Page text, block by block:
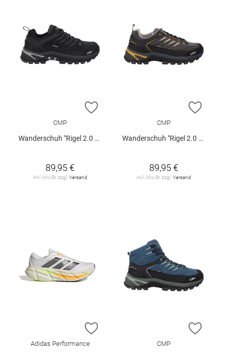
ZUR WUNSCHLISTE HINZUFÜGEN
CMP
Wanderschuh "Rigel 2.0 Low WP"
89,95 €
inkl. MwSt. zzgl. Versand
ZUR
CMP
Wanderschuh "Rigel 2.0 Low WP"
89,95 €
inkl. MwSt. zzgl. Versand
ZUR WUNSCHLISTE HINZUFÜGEN
Adidas Performance
ZUR
CMP